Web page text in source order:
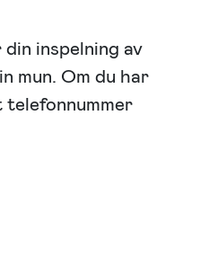
inspelning av
mun. Om du har
telefonnummer